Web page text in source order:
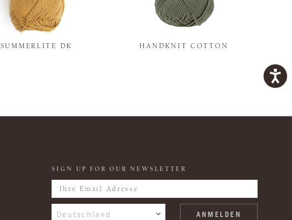
SUMMERLITE DK HANDKNIT COTTON
SIGN UP FOR OUR NEWSLETTER
Deutschland